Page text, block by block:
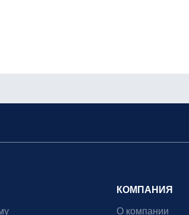
КОМПАНИЯ
О компании